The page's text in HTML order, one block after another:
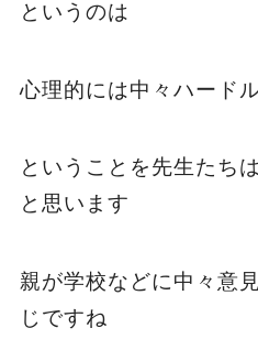
というのは
心理的には中々ハード
ということを先生たち
と思います
親が学校などに中々意
じですね